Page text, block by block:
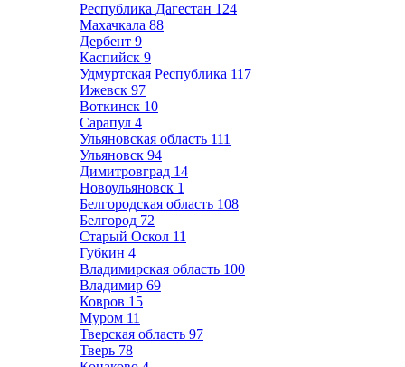
Республика Дагестан 124
Махачкала 88
Дербент 9
Каспийск 9
Удмуртская Республика 117
Ижевск 97
Воткинск 10
Сарапул 4
Ульяновская область 111
Ульяновск 94
Димитровград 14
Новоульяновск 1
Белгородская область 108
Белгород 72
Старый Оскол 11
Губкин 4
Владимирская область 100
Владимир 69
Ковров 15
Муром 11
Тверская область 97
Тверь 78